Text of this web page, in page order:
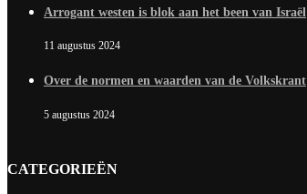
Arrogant westen is blok aan het been van Israël
11 augustus 2024
Over de normen en waarden van de Volkskrant
5 augustus 2024
CATEGORIEËN